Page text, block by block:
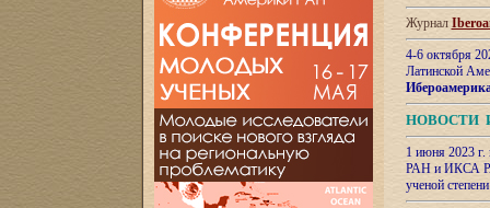
Журнал
4-6 октября
Латинской
НОВОСТИ
1 июня 2023
РАН и ИКСА
ученой